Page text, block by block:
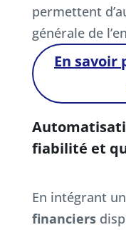
permettent
générale de
En savoir
fiabilité et
En intégrant un
financiers